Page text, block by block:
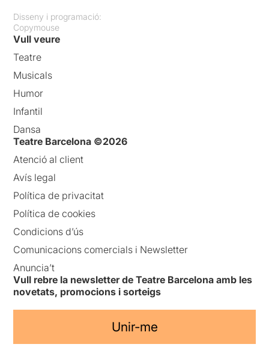
Disseny i programació:
Copymouse
Vull veure
Teatre
Musicals
Humor
Infantil
Dansa
Teatre Barcelona ©2026
Atenció al client
Avís legal
Política de privacitat
Política de cookies
Condicions d’ús
Comunicacions comercials i Newsletter
Anuncia’t
Vull rebre la newsletter de Teatre Barcelona amb les
novetats, promocions i sorteigs
Unir-me